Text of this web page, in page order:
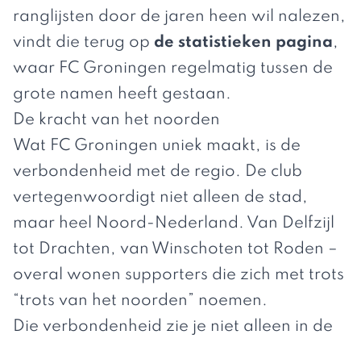
ranglijsten door de jaren heen wil nalezen,
vindt die terug op de statistieken pagina,
waar FC Groningen regelmatig tussen de
grote namen heeft gestaan.
De kracht van het noorden
Wat FC Groningen uniek maakt, is de
verbondenheid met de regio. De club
vertegenwoordigt niet alleen de stad,
maar heel Noord-Nederland. Van Delfzijl
tot Drachten, van Winschoten tot Roden –
overal wonen supporters die zich met trots
“trots van het noorden” noemen.
Die verbondenheid zie je niet alleen in de